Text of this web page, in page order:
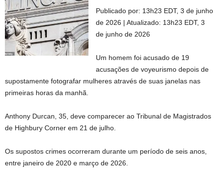
Publicado por: 13h23 EDT, 3 de junho
de 2026 |Atualizado: 13h23 EDT, 3
de junho de 2026
Um homem foi acusado de 19
acusações de voyeurismo depois de
supostamente fotografar mulheres através de suas janelas nas
primeiras horas da manhã.
Anthony Durcan, 35, deve comparecer ao Tribunal de Magistrados
de Highbury Corner em 21 de julho.
Os supostos crimes ocorreram durante um período de seis anos,
entre janeiro de 2020 e março de 2026.